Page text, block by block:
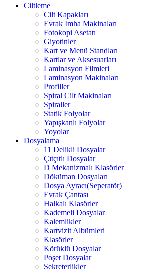
Ciltleme
Cilt Kapakları
Evrak İmha Makinaları
Fotokopi Asetatı
Giyotinler
Kart ve Menü Standları
Kartlar ve Aksesuarları
Laminasyon Filmleri
Laminasyon Makinaları
Profiller
Spiral Cilt Makinaları
Spiraller
Statik Folyolar
Yapışkanlı Folyolar
Yoyolar
Dosyalama
11 Delikli Dosyalar
Çıtçıtlı Dosyalar
D Mekanizmalı Klasörler
Döküman Dosyaları
Dosya Ayracı(Seperatör)
Evrak Çantası
Halkalı Klasörler
Kademeli Dosyalar
Kalemlikler
Kartvizit Albümleri
Klasörler
Körüklü Dosyalar
Poşet Dosyalar
Sekreterlikler